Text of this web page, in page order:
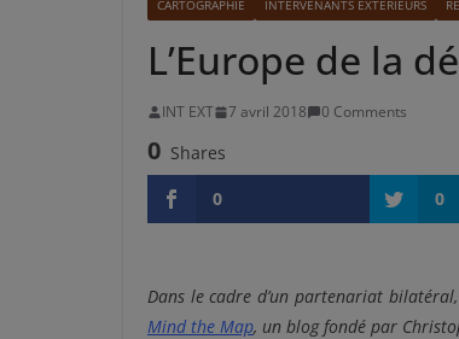
CARTOGRAPHIE INTERVENANTS EXTÉRIEURS
L’Europe de la
INT EXT 7 avril 2018 0 Comments
0 Shares
0
0
Dans le cadre d’un partenariat
Mind the Map, un blog fondé par